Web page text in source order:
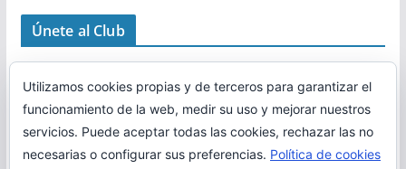
Únete al Club
Utilizamos cookies propias y de terceros para garantizar el
funcionamiento de la web, medir su uso y mejorar nuestros
servicios. Puede aceptar todas las cookies, rechazar las no
necesarias o configurar sus preferencias. Política de cookies